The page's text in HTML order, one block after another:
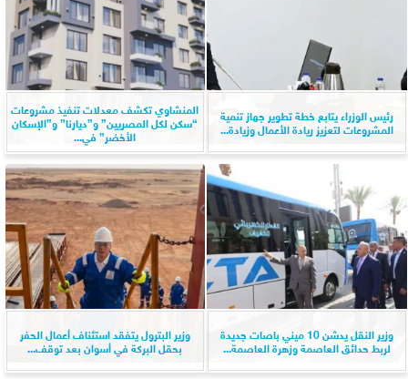
رئيس الوزراء يتابع خطة تطوير جهاز تنمية
المشروعات لتعزيز ريادة الأعمال وزيادة...
المنشاوي تكشف معدلات تنفيذ مشروعات
“سكن لكل المصريين” و”ديارنا” و”الإسكان
الأخضر” في...
وزير النقل يدشن 10 ميني باصات جديدة
لربط حدائق العاصمة وزهرة العاصمة...
وزير البترول يتفقد استئناف أعمال الحفر
بحقل البركة في أسوان بعد توقف...